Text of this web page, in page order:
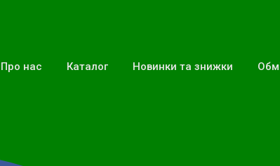
Про нас Каталог Новинки та знижки